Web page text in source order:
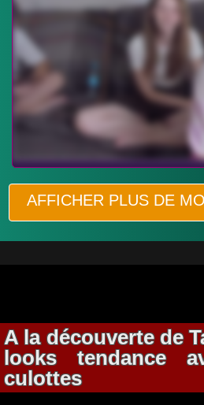
AFFICHER PLUS DE
A la découverte de
looks tendance
culottes